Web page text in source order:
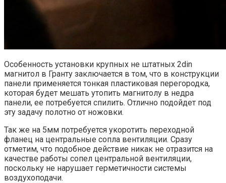
Особенность установки крупных не штатных 2din
магнитол в Гранту заключается в том, что в конструкции
панели применяется тонкая пластиковая перегородка,
которая будет мешать утопить магнитолу в недра
панели, ее потребуется спилить. Отлично подойдет под
эту задачу полотно от ножовки.
Так же на 5мм потребуется укоротить переходной
фланец на центральные сопла вентиляции. Сразу
отметим, что подобное действие никак не отразится на
качестве работы сопел центральной вентиляции,
поскольку не нарушает герметичности системы
воздухоподачи.